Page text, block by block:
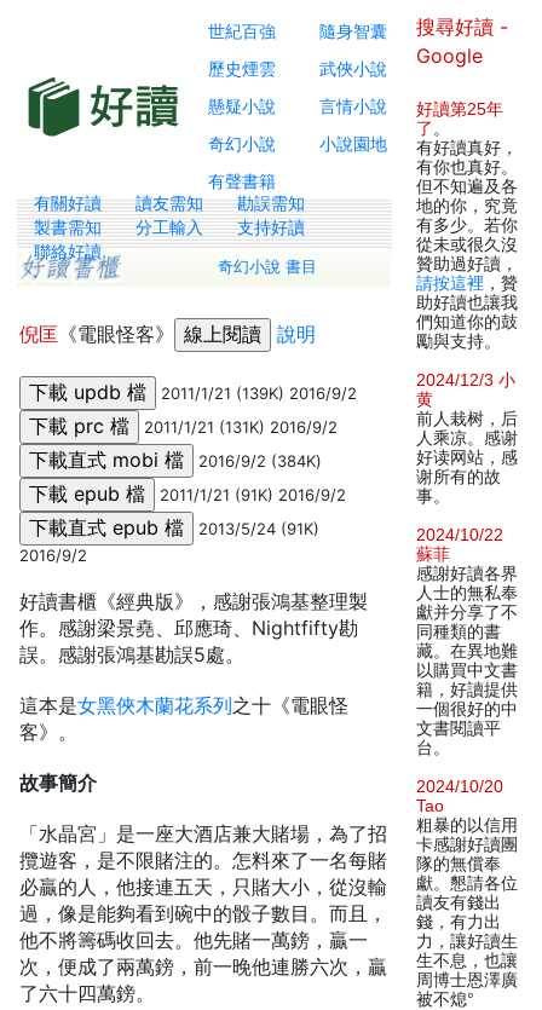
世紀百強
隨身智囊
歷史煙雲
武俠小說
懸疑小說
言情小說
奇幻小說
小說園地
有聲書籍
有關好讀 讀友需知
勘誤需知
製書需知
分工輸入
支持好讀
聯絡好讀
奇幻小說 書目
倪匡 《電眼怪客》 說明
2011/1/21 (139K) 2016/9/2
2011/1/21 (131K) 2016/9/2
2016/9/2 (384K)
2011/1/21 (91K) 2016/9/2
2013/5/24 (91K)
2016/9/2
好讀書櫃《經典版》，感謝張鴻基整理製
作。感謝梁景堯、邱應琦、Nightfifty勘
誤。感謝張鴻基勘誤5處。
這本是女黑俠木蘭花系列之十《電眼怪
客》。
故事簡介
「水晶宮」是一座大酒店兼大賭場，為了招
攬遊客，是不限賭注的。怎料來了一名每賭
必贏的人，他接連五天，只賭大小，從沒輸
過，像是能夠看到碗中的骰子數目。而且，
他不將籌碼收回去。他先賭一萬鎊，贏一
次，便成了兩萬鎊，前一晚他連勝六次，贏
了六十四萬鎊。
搜尋好讀 -
Google
好讀第25年
了 。
有好讀真好，
有你也真好。
但不知遍及各
地的你，究竟
有多少。若你
從未或很久沒
贊助過好讀，
請按這裡 ，贊
助好讀也讓我
們知道你的鼓
勵與支持。
2024/12/3 小
黄
前人栽树，后
人乘凉。感谢
好读网站，感
谢所有的故
事。
2024/10/22
蘇菲
感謝好讀各界
人士的無私奉
獻并分享了不
同種類的書
藏。在異地難
以購買中文書
籍，好讀提供
一個很好的中
文書閱讀平
台。
2024/10/20
Tao
粗暴的以信用
卡感謝好讀團
隊的無償奉
獻。懇請各位
讀友有錢出
錢，有力出
力，讓好讀生
生不息，也讓
周博士恩澤廣
被不熄°